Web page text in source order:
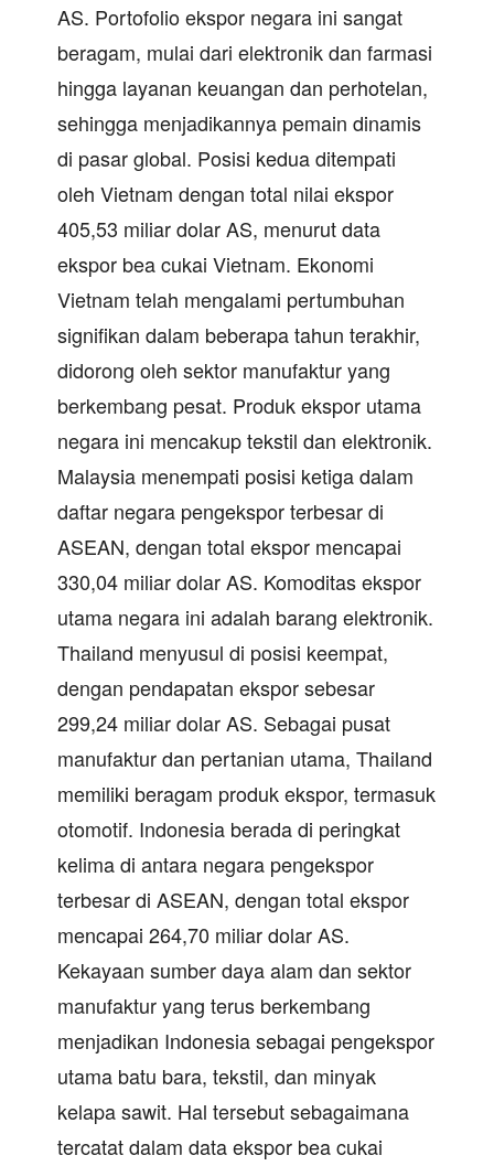
AS. Portofolio ekspor negara ini sangat
beragam, mulai dari elektronik dan farmasi
hingga layanan keuangan dan perhotelan,
sehingga menjadikannya pemain dinamis
di pasar global. Posisi kedua ditempati
oleh Vietnam dengan total nilai ekspor
405,53 miliar dolar AS, menurut data
ekspor bea cukai Vietnam. Ekonomi
Vietnam telah mengalami pertumbuhan
signifikan dalam beberapa tahun terakhir,
didorong oleh sektor manufaktur yang
berkembang pesat. Produk ekspor utama
negara ini mencakup tekstil dan elektronik.
Malaysia menempati posisi ketiga dalam
daftar negara pengekspor terbesar di
ASEAN, dengan total ekspor mencapai
330,04 miliar dolar AS. Komoditas ekspor
utama negara ini adalah barang elektronik.
Thailand menyusul di posisi keempat,
dengan pendapatan ekspor sebesar
299,24 miliar dolar AS. Sebagai pusat
manufaktur dan pertanian utama, Thailand
memiliki beragam produk ekspor, termasuk
otomotif. Indonesia berada di peringkat
kelima di antara negara pengekspor
terbesar di ASEAN, dengan total ekspor
mencapai 264,70 miliar dolar AS.
Kekayaan sumber daya alam dan sektor
manufaktur yang terus berkembang
menjadikan Indonesia sebagai pengekspor
utama batu bara, tekstil, dan minyak
kelapa sawit. Hal tersebut sebagaimana
tercatat dalam data ekspor bea cukai